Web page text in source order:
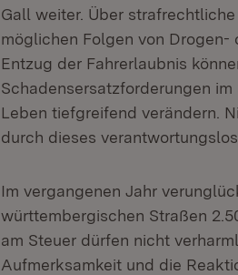
Gall weiter. Über
möglichen Folgen von
Entzug der Fahrerlaubnis
Schadensersatzforderungen
Leben tiefgreifend verändern.
durch dieses
Im vergangenen Jahr
württembergischen Straßen
am Steuer dürfen nicht
Aufmerksamkeit und die